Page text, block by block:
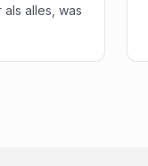
alles, was